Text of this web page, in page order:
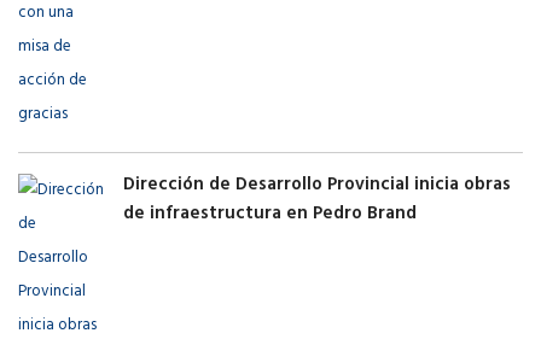
Dirección de Desarrollo Provincial inicia obras
de infraestructura en Pedro Brand